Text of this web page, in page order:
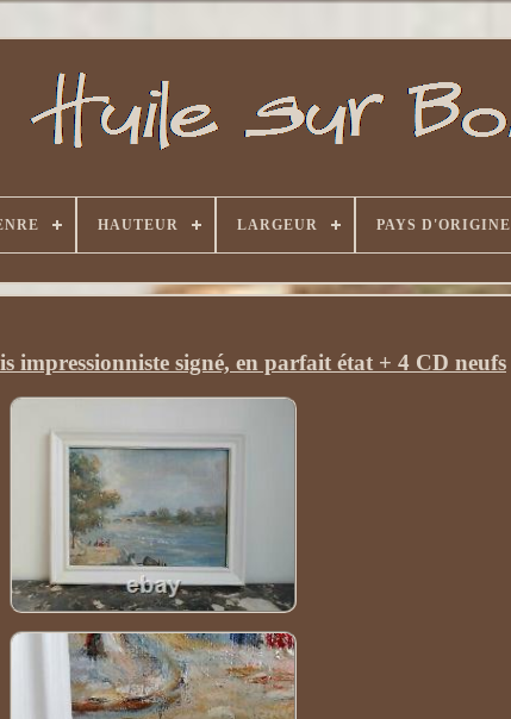
HAUTEUR LARGEUR PAYS D'ORIGINE
impressionniste signé, en parfait état + 4 CD neufs